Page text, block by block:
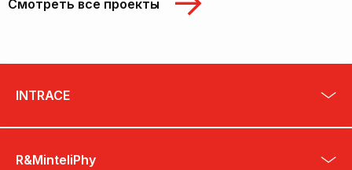
Смотреть все проекты
INTRACE
R&MinteliPhy